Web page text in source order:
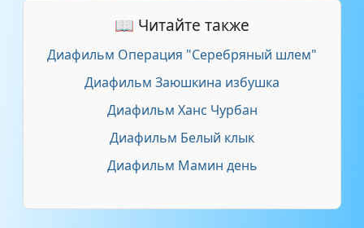
📖 Читайте также
Диафильм Операция "Серебряный шлем"
Диафильм Заюшкина избушка
Диафильм Ханс Чурбан
Диафильм Белый клык
Диафильм Мамин день